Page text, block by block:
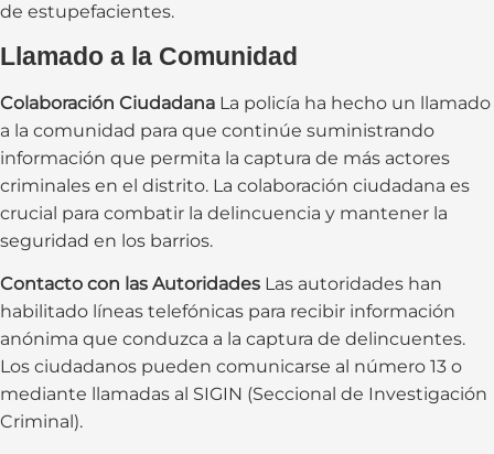
de estupefacientes.
Llamado a la Comunidad
Colaboración Ciudadana La policía ha hecho un llamado
a la comunidad para que continúe suministrando
información que permita la captura de más actores
criminales en el distrito. La colaboración ciudadana es
crucial para combatir la delincuencia y mantener la
seguridad en los barrios.
Contacto con las Autoridades Las autoridades han
habilitado líneas telefónicas para recibir información
anónima que conduzca a la captura de delincuentes.
Los ciudadanos pueden comunicarse al número 13 o
mediante llamadas al SIGIN (Seccional de Investigación
Criminal).